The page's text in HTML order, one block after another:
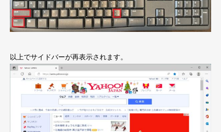
以上でサイドバーが再表示されます。